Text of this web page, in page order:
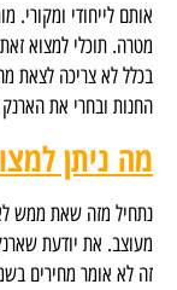
אותם לייחודי ומקורי.
בכלל לא צריכה לצאת
החנות ובחרי את
מה ניתן
נתחיל מזה שאת ממש
מעוצב. את יודעת
זה לא אומר מחירים